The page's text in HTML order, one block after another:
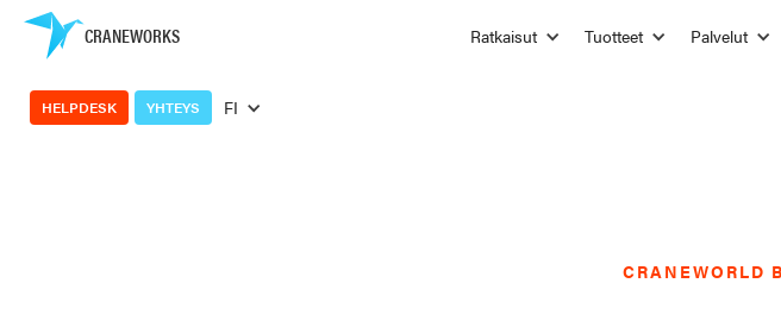
CRANEWORKS Ratkaisut Tuotteet Palvelut
HELPDESK YHTEYS FI
CRANEWORLD